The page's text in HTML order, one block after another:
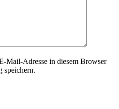
Mail-Adresse in diesem Browser
speichern.